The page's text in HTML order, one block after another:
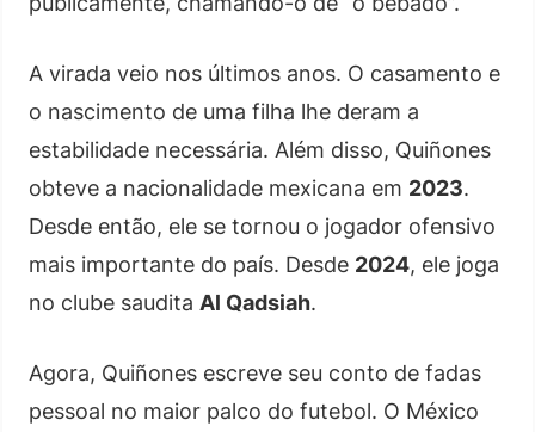
A virada veio nos últimos anos. O casamento e
o nascimento de uma filha lhe deram a
estabilidade necessária. Além disso, Quiñones
obteve a nacionalidade mexicana em 2023.
Desde então, ele se tornou o jogador ofensivo
mais importante do país. Desde 2024, ele joga
no clube saudita Al Qadsiah.
Agora, Quiñones escreve seu conto de fadas
pessoal no maior palco do futebol. O México